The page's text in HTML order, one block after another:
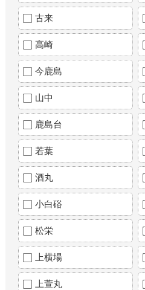
古来
高崎
今鹿島
山中
鹿島台
若葉
酒丸
小白硲
松栄
上横場
上萱丸